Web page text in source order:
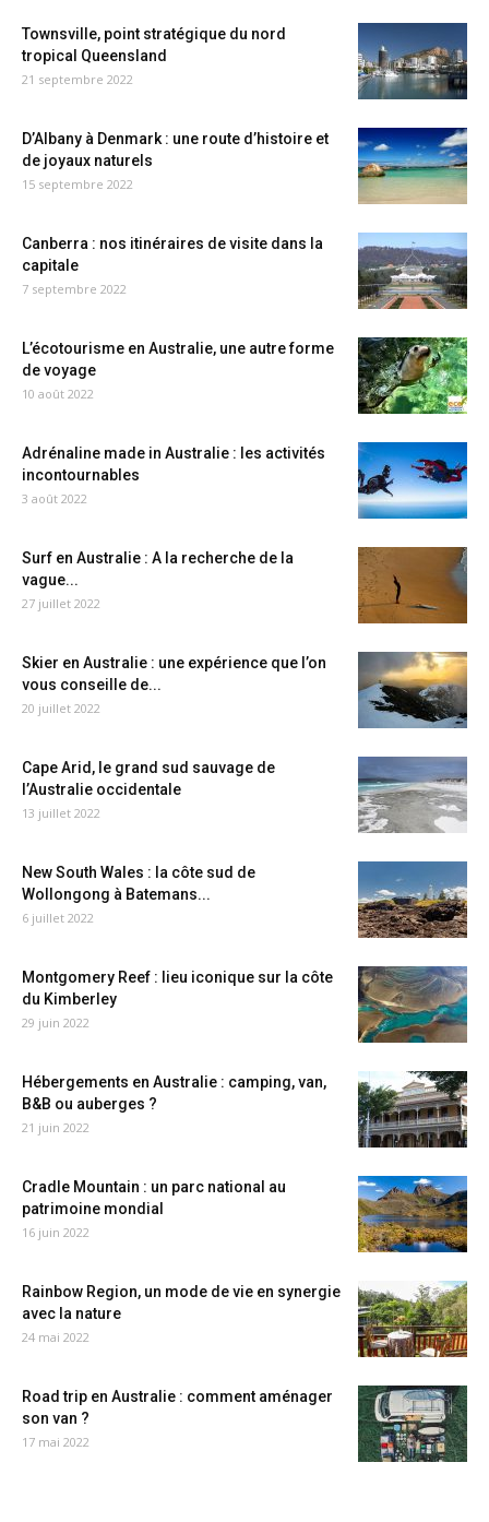
Townsville, point stratégique du nord
tropical Queensland
21 septembre 2022
D’Albany à Denmark : une route d’histoire et
de joyaux naturels
15 septembre 2022
Canberra : nos itinéraires de visite dans la
capitale
7 septembre 2022
L’écotourisme en Australie, une autre forme
de voyage
10 août 2022
Adrénaline made in Australie : les activités
incontournables
3 août 2022
Surf en Australie : A la recherche de la
vague...
27 juillet 2022
Skier en Australie : une expérience que l’on
vous conseille de...
20 juillet 2022
Cape Arid, le grand sud sauvage de
l’Australie occidentale
13 juillet 2022
New South Wales : la côte sud de
Wollongong à Batemans...
6 juillet 2022
Montgomery Reef : lieu iconique sur la côte
du Kimberley
29 juin 2022
Hébergements en Australie : camping, van,
B&B ou auberges ?
21 juin 2022
Cradle Mountain : un parc national au
patrimoine mondial
16 juin 2022
Rainbow Region, un mode de vie en synergie
avec la nature
24 mai 2022
Road trip en Australie : comment aménager
son van ?
17 mai 2022